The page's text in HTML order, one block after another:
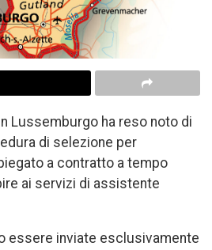
Lussemburgo ha reso noto di
di selezione per
a contratto a tempo
ai servizi di assistente
essere inviate esclusivamente